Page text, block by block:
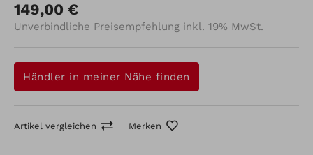
149,00 €
Unverbindliche Preisempfehlung inkl. 19% MwSt.
Händler in meiner Nähe finden
Artikel vergleichen Merken